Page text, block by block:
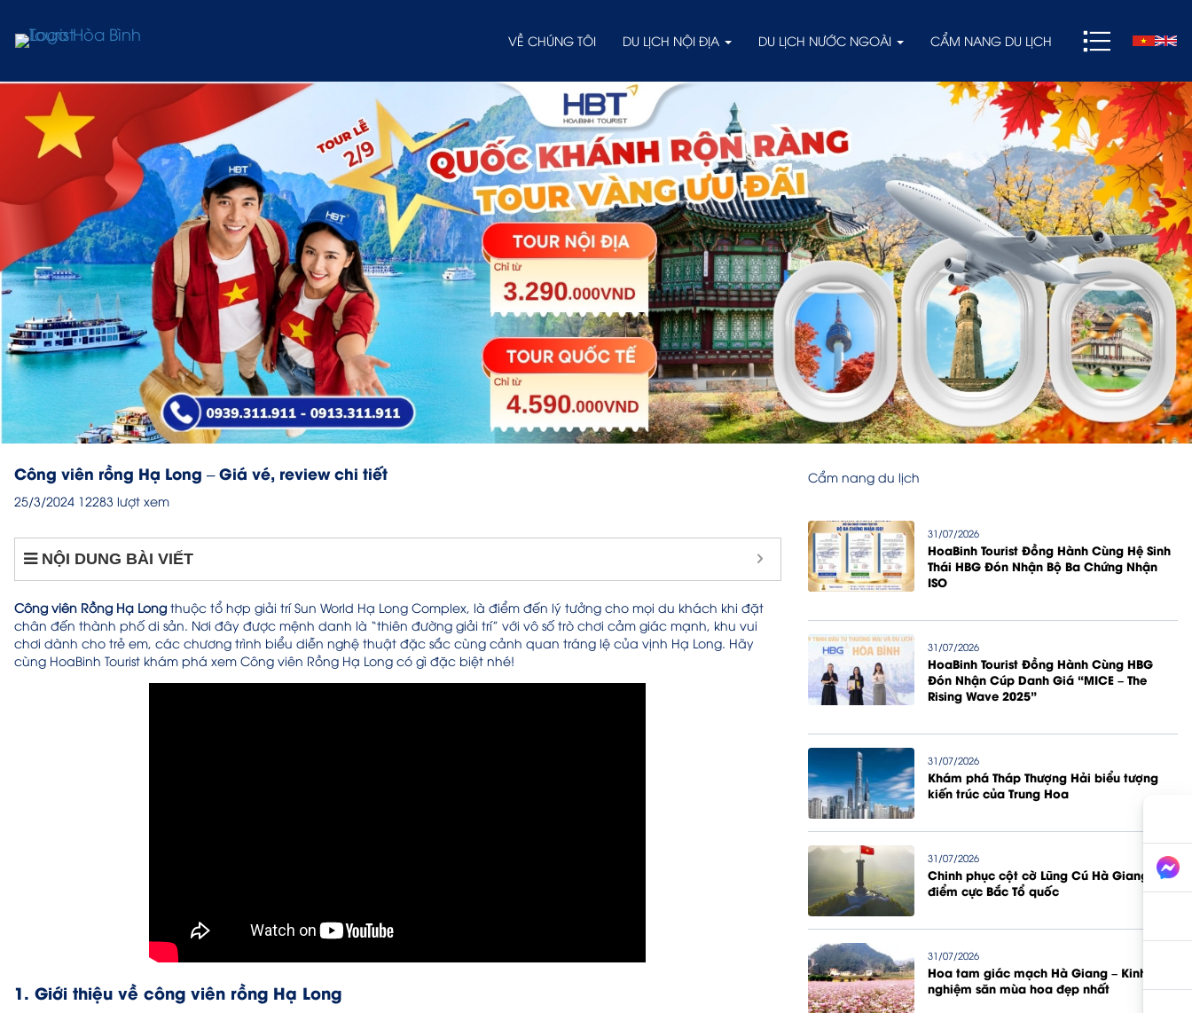
VỀ CHÚNG TÔI DU LỊCH NỘI ĐỊA DU LỊCH NƯỚC NGOÀI CẨM NANG DU LỊCH
Công viên rồng Hạ Long – Giá vé, review chi tiết
25/3/2024 12283 lượt xem
NỘI DUNG BÀI VIẾT
Công viên Rồng Hạ Long thuộc tổ hợp giải trí Sun World Hạ Long Complex, là điểm đến lý tưởng cho mọi du khách khi đặt
chân đến thành phố di sản. Nơi đây được mệnh danh là “thiên đường giải trí” với vô số trò chơi cảm giác mạnh, khu vui
chơi dành cho trẻ em, các chương trình biểu diễn nghệ thuật đặc sắc cùng cảnh quan tráng lệ của vịnh Hạ Long. Hãy
cùng HoaBinh Tourist khám phá xem Công viên Rồng Hạ Long có gì đặc biệt nhé!
1. Giới thiệu về công viên rồng Hạ Long
Cẩm nang du lịch
31/07/2026
HoaBinh Tourist Đồng Hành Cùng Hệ Sinh
Thái HBG Đón Nhận Bộ Ba Chứng Nhận
ISO
31/07/2026
HoaBinh Tourist Đồng Hành Cùng HBG
Đón Nhận Cúp Danh Giá “MICE – The
Rising Wave 2025”
31/07/2026
Khám phá Tháp Thượng Hải biểu tượng
kiến trúc của Trung Hoa
31/07/2026
Chinh phục cột cờ Lũng Cú Hà Giang
điểm cực Bắc Tổ quốc
31/07/2026
Hoa tam giác mạch Hà Giang – Kinh
nghiệm săn mùa hoa đẹp nhất